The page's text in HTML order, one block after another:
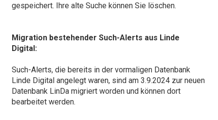
gespeichert. Ihre alte Suche können Sie löschen.
Migration bestehender Such-Alerts aus Linde
Digital:
Such-Alerts, die bereits in der vormaligen Datenbank
Linde Digital angelegt waren, sind am 3.9.2024 zur neuen
Datenbank LinDa migriert worden und können dort
bearbeitet werden.